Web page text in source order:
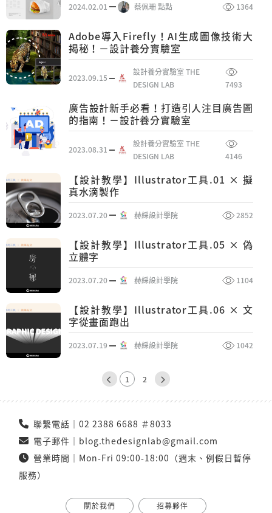
2024.02.01 蔡佩珊 點點 1364
Adobe導入Firefly！AI生成圖像技術大
揭秘！－設計養分實驗室
2023.09.15
設計養分實驗室 THE
DESIGN LAB
7493
廣告設計新手必看！打造引人注目廣告圖
的指南！－設計養分實驗室
2023.08.31
設計養分實驗室 THE
DESIGN LAB
4146
【設計教學】Illustrator工具.01 × 擬
真水滴製作
2023.07.20 赫綵設計學院 2852
【設計教學】Illustrator工具.05 × 偽
立體字
2023.07.20 赫綵設計學院 1104
【設計教學】Illustrator工具.06 × 文
字從畫面跑出
2023.07.19 赫綵設計學院 1042
1 2
聯繫電話｜02 2388 6688 ＃8033
電子郵件｜ blog.thedesignlab@gmail.com
營業時間｜Mon-Fri 09:00-18:00（週末、例假日暫停
服務）
關於我們 招募夥伴